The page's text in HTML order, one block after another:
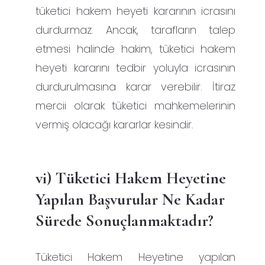
tüketici hakem heyeti kararının icrasını
durdurmaz. Ancak, tarafların talep
etmesi halinde hakim, tüketici hakem
heyeti kararını tedbir yoluyla icrasının
durdurulmasına karar verebilir. İtiraz
mercii olarak tüketici mahkemelerinin
vermiş olacağı kararlar kesindir.
vi) Tüketici Hakem Heyetine
Yapılan Başvurular Ne Kadar
Sürede Sonuçlanmaktadır?
Tüketici Hakem Heyetine yapılan